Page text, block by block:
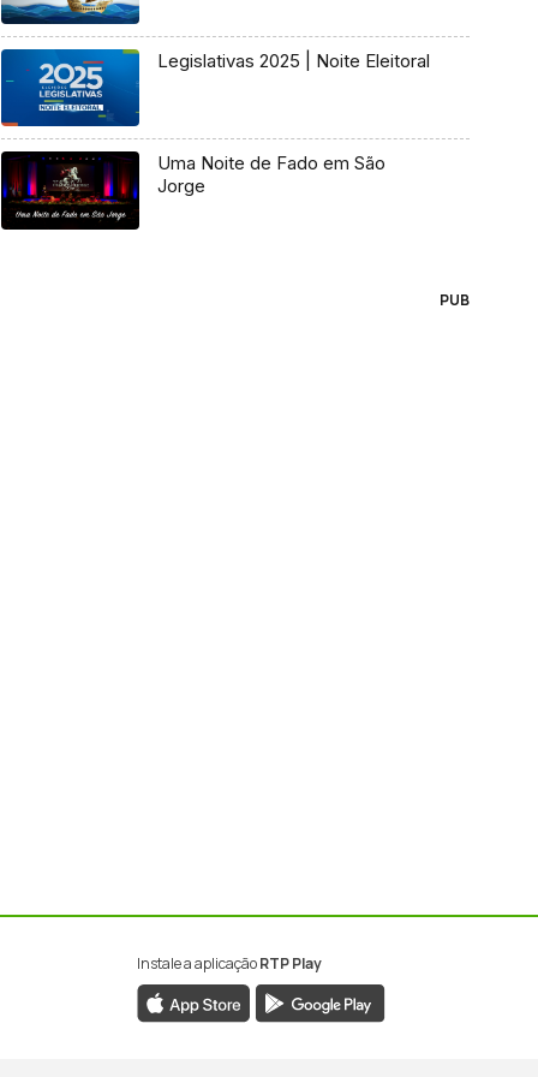
Legislativas 2025 | Noite Eleitoral
Uma Noite de Fado em São
Jorge
PUB
Instale a aplicaçãoRTP Play